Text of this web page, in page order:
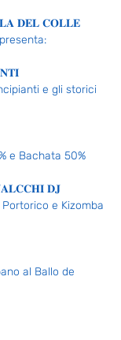
𝐃𝐄𝐋 𝐂𝐎𝐋𝐋𝐄
e gli storici
e Bachata 50%
𝐃𝐉
e Kizomba
al Ballo de